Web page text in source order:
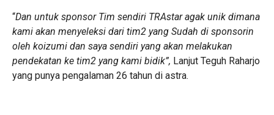
“Dan untuk sponsor Tim sendiri TRAstar agak unik dimana
kami akan menyeleksi dari tim2 yang Sudah di sponsorin
oleh koizumi dan saya sendiri yang akan melakukan
pendekatan ke tim2 yang kami bidik”, Lanjut Teguh Raharjo
yang punya pengalaman 26 tahun di astra.